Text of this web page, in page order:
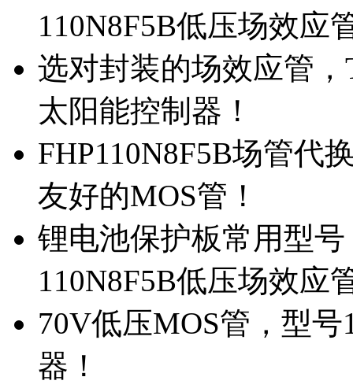
110N8F5B低压场效应
选对封装的场效应管
太阳能控制器！
FHP110N8F5B场管代
友好的MOS管！
锂电池保护板常用型
110N8F5B低压场效应
70V低压MOS管，型
器！